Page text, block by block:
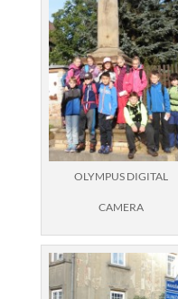
OLYMPUS DIGITAL
CAMERA